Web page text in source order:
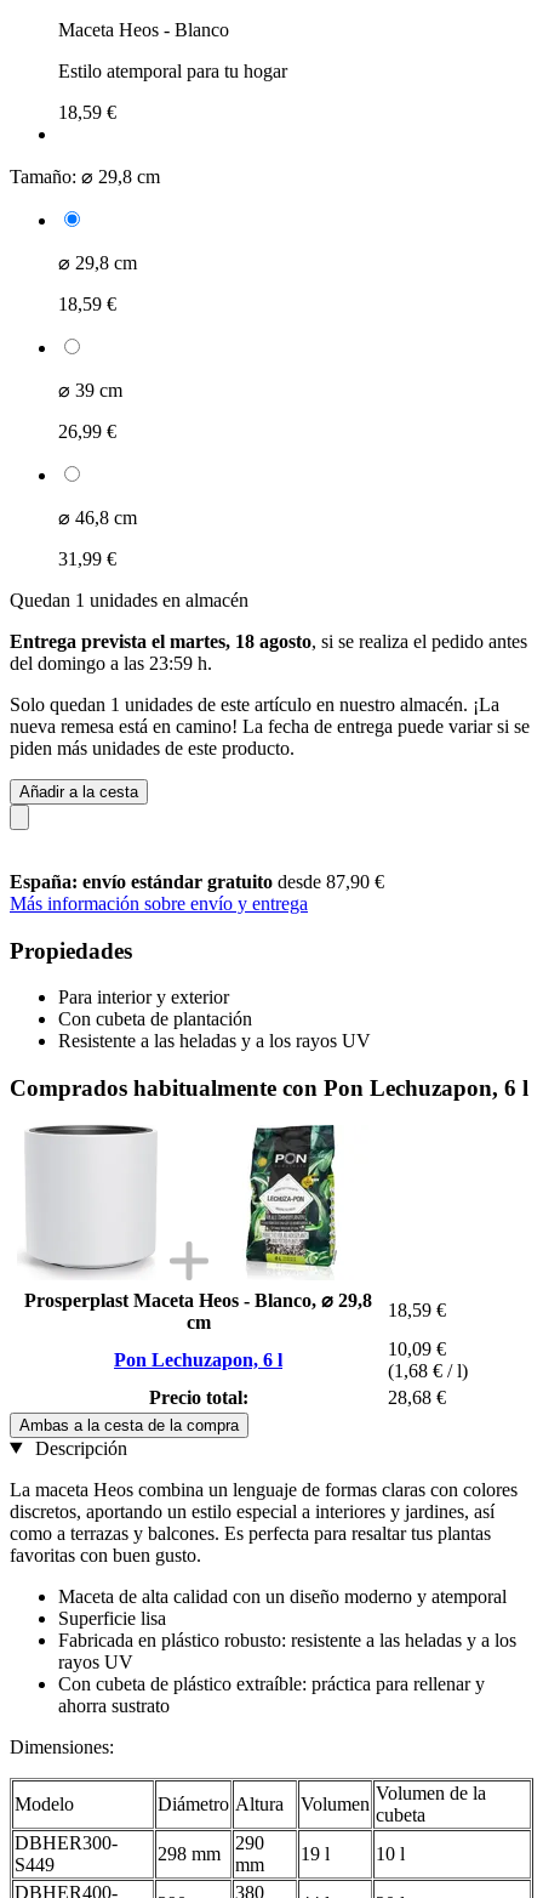
Maceta Heos - Blanco
Estilo atemporal para tu hogar
18,59 €
Tamaño: ⌀ 29,8 cm
⌀ 29,8 cm
18,59 €
⌀ 39 cm
26,99 €
⌀ 46,8 cm
31,99 €
Quedan 1 unidades en almacén
Entrega prevista el martes, 18 agosto, si se realiza el pedido antes
del domingo a las 23:59 h.
Solo quedan 1 unidades de este artículo en nuestro almacén. ¡La
nueva remesa está en camino! La fecha de entrega puede variar si se
piden más unidades de este producto.
Añadir a la cesta
España: envío estándar gratuito desde 87,90 €
Más información sobre envío y entrega
Propiedades
Para interior y exterior
Con cubeta de plantación
Resistente a las heladas y a los rayos UV
Comprados habitualmente con Pon Lechuzapon, 6 l
Prosperplast Maceta Heos - Blanco, ⌀ 29,8
cm
18,59 €
Pon Lechuzapon, 6 l
10,09 €
(1,68 € / l)
Precio total:
28,68 €
Ambas a la cesta de la compra
Descripción
La maceta Heos combina un lenguaje de formas claras con colores
discretos, aportando un estilo especial a interiores y jardines, así
como a terrazas y balcones. Es perfecta para resaltar tus plantas
favoritas con buen gusto.
Maceta de alta calidad con un diseño moderno y atemporal
Superficie lisa
Fabricada en plástico robusto: resistente a las heladas y a los
rayos UV
Con cubeta de plástico extraíble: práctica para rellenar y
ahorra sustrato
Dimensiones:
Modelo Diámetro Altura Volumen
Volumen de la
cubeta
DBHER300-
S449
298 mm
290
mm
19 l
10 l
DBHER400-
380